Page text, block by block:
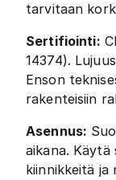
tarvitaan
Sertifiointi:
14374).
Enson
rakenteisiin
Asennus:
aikana.
kiinnikkeitä ja